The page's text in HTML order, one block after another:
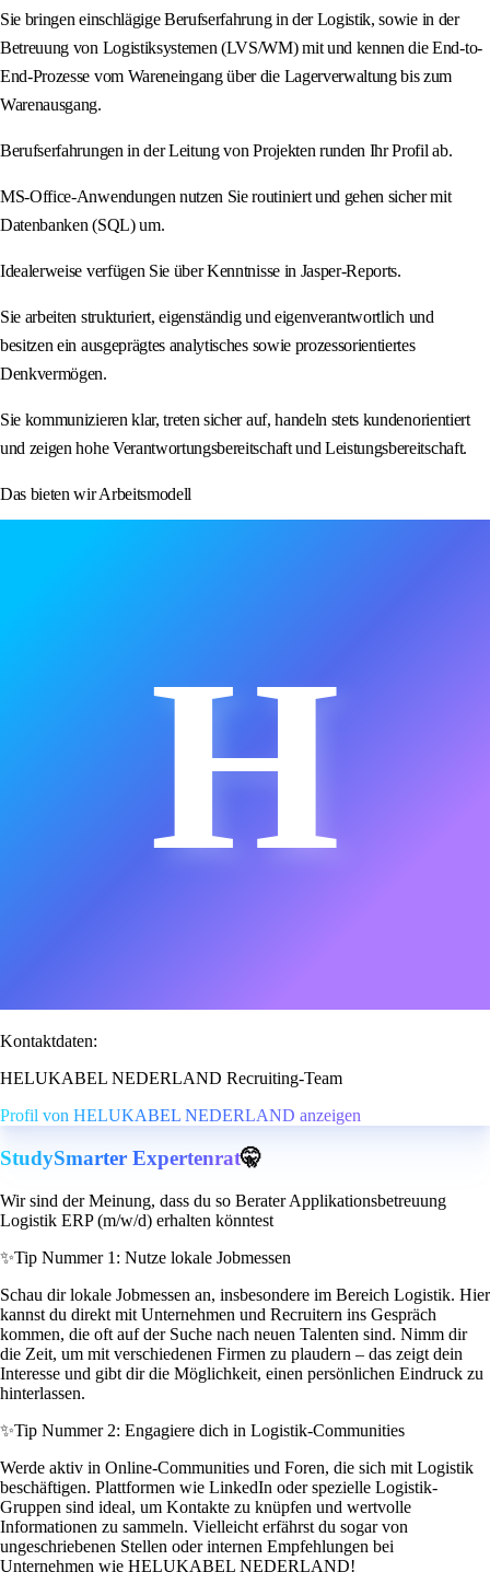
Sie bringen einschlägige Berufserfahrung in der Logistik, sowie in der
Betreuung von Logistiksystemen (LVS/WM) mit und kennen die End-to-
End-Prozesse vom Wareneingang über die Lagerverwaltung bis zum
Warenausgang.
Berufserfahrungen in der Leitung von Projekten runden Ihr Profil ab.
MS-Office-Anwendungen nutzen Sie routiniert und gehen sicher mit
Datenbanken (SQL) um.
Idealerweise verfügen Sie über Kenntnisse in Jasper-Reports.
Sie arbeiten strukturiert, eigenständig und eigenverantwortlich und
besitzen ein ausgeprägtes analytisches sowie prozessorientiertes
Denkvermögen.
Sie kommunizieren klar, treten sicher auf, handeln stets kundenorientiert
und zeigen hohe Verantwortungsbereitschaft und Leistungsbereitschaft.
Das bieten wir Arbeitsmodell
H
Kontaktdaten:
HELUKABEL NEDERLAND Recruiting-Team
Profil von HELUKABEL NEDERLAND anzeigen
StudySmarter Expertenrat🤫
Wir sind der Meinung, dass du so Berater Applikationsbetreuung
Logistik ERP (m/w/d) erhalten könntest
✨Tip Nummer 1: Nutze lokale Jobmessen
Schau dir lokale Jobmessen an, insbesondere im Bereich Logistik. Hier
kannst du direkt mit Unternehmen und Recruitern ins Gespräch
kommen, die oft auf der Suche nach neuen Talenten sind. Nimm dir
die Zeit, um mit verschiedenen Firmen zu plaudern – das zeigt dein
Interesse und gibt dir die Möglichkeit, einen persönlichen Eindruck zu
hinterlassen.
✨Tip Nummer 2: Engagiere dich in Logistik-Communities
Werde aktiv in Online-Communities und Foren, die sich mit Logistik
beschäftigen. Plattformen wie LinkedIn oder spezielle Logistik-
Gruppen sind ideal, um Kontakte zu knüpfen und wertvolle
Informationen zu sammeln. Vielleicht erfährst du sogar von
ungeschriebenen Stellen oder internen Empfehlungen bei
Unternehmen wie HELUKABEL NEDERLAND!